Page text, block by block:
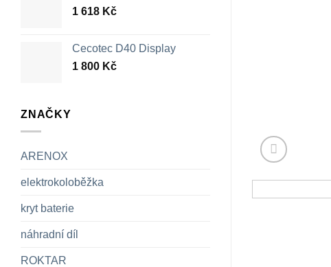
1 618 Kč
Cecotec D40 Display
1 800 Kč
ZNAČKY
ARENOX
elektrokoloběžka
kryt baterie
náhradní díl
ROKTAR